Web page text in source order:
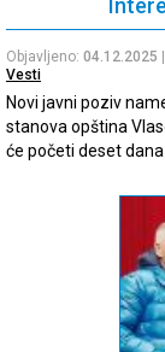
Objavljeno: 04.12.2025
Vesti
Novi javni poziv
stanova opština
će početi deset